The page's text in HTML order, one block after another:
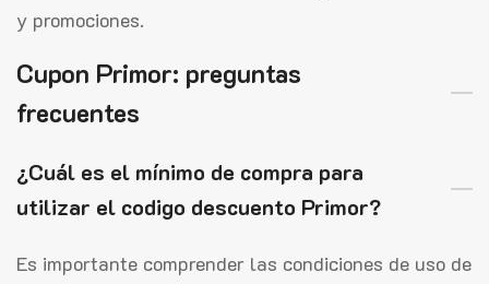
y promociones.
Cupon Primor: preguntas
frecuentes
¿Cuál es el mínimo de compra para
utilizar el codigo descuento Primor?
Es importante comprender las condiciones de uso de